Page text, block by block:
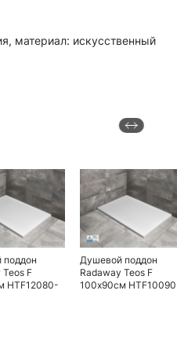
материал: искусственный
Teos F
HTF12080-
Душевой поддон
Radaway Teos F
100х90см